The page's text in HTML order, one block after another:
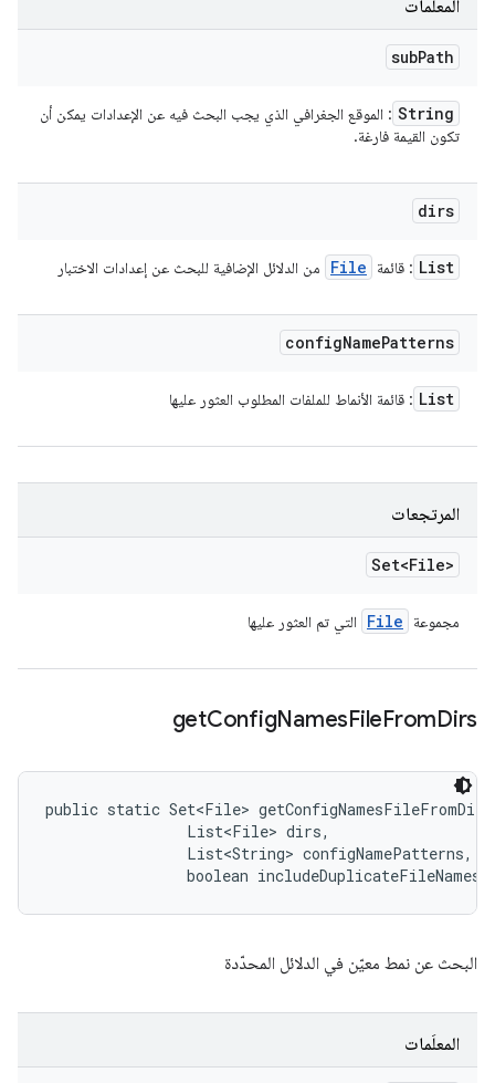
المعلَمات
subPath
String : الموقع الجغرافي الذي يجب البحث فيه عن الإعدادات يمكن أن
تكون القيمة فارغة.
dirs
List : قائمة File من الدلائل الإضافية للبحث عن إعدادات الاختبار
configNamePatterns
List : قائمة الأنماط للملفات المطلوب العثور عليها
المرتجعات
Set<File>
مجموعة File التي تم العثور عليها
getConfigNamesFileFromDirs
public static Set<File>
                List<File> dirs,
                List<String> configNamePatterns,
                boolean includeDuplicateFileNames)
البحث عن نمط معيّن في الدلائل المحدّدة
المعلَمات